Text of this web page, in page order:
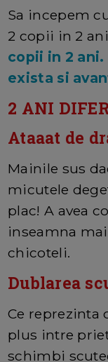
Sa incepem
2 copii in 2
copii in 2 ani.
exista si
2 ANI
Ataaat de
Mainile sus
micutele
plac! A avea
inseamna
chicoteli.
Dublarea
Ce reprezinta
plus intre
schimbi